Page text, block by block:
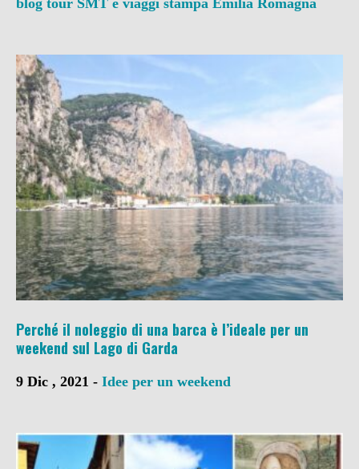
blog tour SMT e viaggi stampa Emilia Romagna
Perché il noleggio di una barca è l’ideale per un
weekend sul Lago di Garda
9 Dic , 2021 - Idee per un weekend